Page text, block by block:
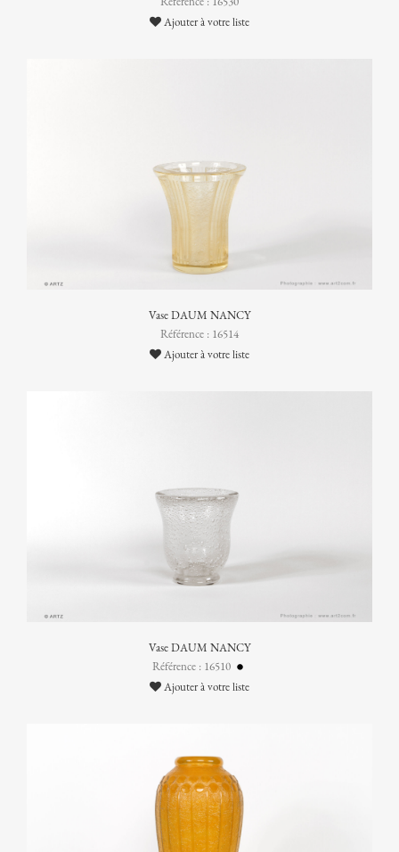
Ajouter à votre liste
Vase DAUM NANCY
Référence : 16514
Ajouter à votre liste
Vase DAUM NANCY
Référence : 16510
Ajouter à votre liste